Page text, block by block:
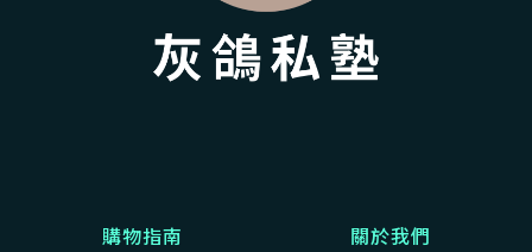
購物指南
關於我們